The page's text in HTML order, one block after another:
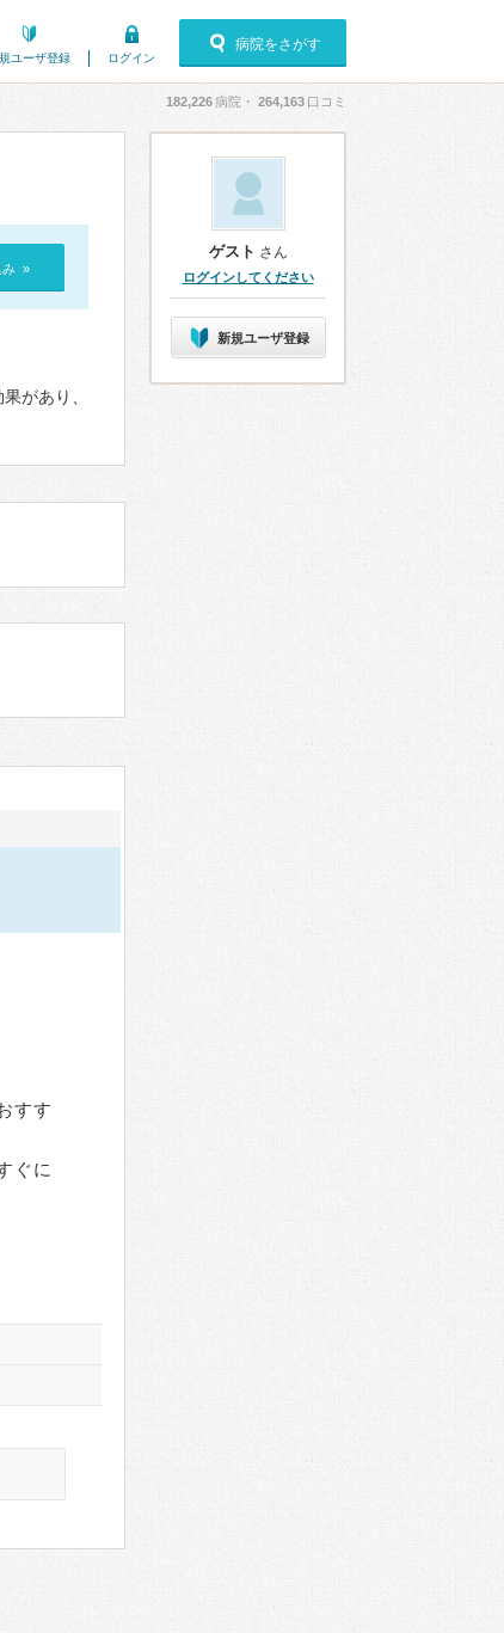
ユーザ登録 ログイン
病院をさがす
182,226病院・ 264,163 口コミ
み »
があり、
すす
ぐに
ゲスト さん
ログインしてください
新規ユーザ登録